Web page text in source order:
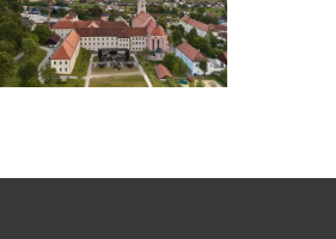
4K Teaser
und Fotos